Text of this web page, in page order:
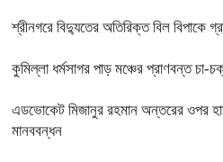
শ্রীনগরে বিদ্যুতের অতিরিক্ত বিল বিপাকে
কুমিল্লা ধর্মসাগর পাড় মঞ্চের প্রাণবন্ত চা-
এডভোকেট মিজানুর রহমান অন্তরের ওপর
মানববন্ধন